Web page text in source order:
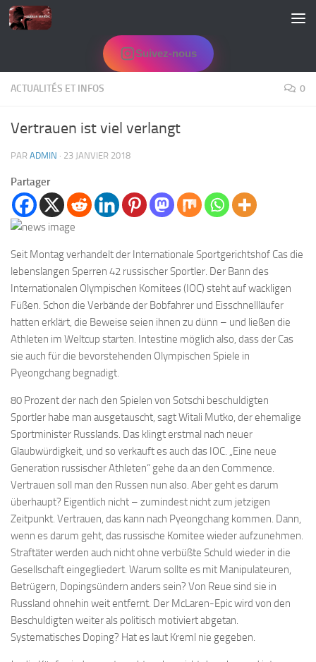
Skip to content
Suivez-nous
ACTUALITÉS ET INFOS 0
Vertrauen ist viel verlangt
PAR ADMIN · 23 JANVIER 2018
Partager
Seit Montag verhandelt der Internationale Sportgerichtshof Cas die
lebenslangen Sperren 42 russischer Sportler. Der Bann des
Internationalen Olympischen Komitees (IOC) steht auf wackligen
Füßen. Schon die Verbände der Bobfahrer und Eisschnellläufer
hatten erklärt, die Beweise seien ihnen zu dünn – und ließen die
Athleten im Weltcup starten. Intestine möglich also, dass der Cas
sie auch für die bevorstehenden Olympischen Spiele in
Pyeongchang begnadigt.
80 Prozent der nach den Spielen von Sotschi beschuldigten
Sportler habe man ausgetauscht, sagt Witali Mutko, der ehemalige
Sportminister Russlands. Das klingt erstmal nach neuer
Glaubwürdigkeit, und so verkauft es auch das IOC. „Eine neue
Generation russischer Athleten“ gehe da an den Commence.
Vertrauen soll man den Russen nun also. Aber geht es darum
überhaupt? Eigentlich nicht – zumindest nicht zum jetzigen
Zeitpunkt. Vertrauen, das kann nach Pyeongchang kommen. Dann,
wenn es darum geht, das russische Komitee wieder aufzunehmen.
Straftäter werden auch nicht ohne verbüßte Schuld wieder in die
Gesellschaft eingegliedert. Warum sollte es mit Manipulateuren,
Betrügern, Dopingsündern anders sein? Von Reue sind sie in
Russland ohnehin weit entfernt. Der McLaren-Epic wird von den
Beschuldigten weiter als politisch motiviert abgetan.
Systematisches Doping? Hat es laut Kreml nie gegeben.